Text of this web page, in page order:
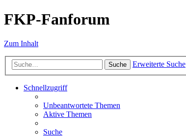
FKP-Fanforum
Zum Inhalt
Suche Erweiterte Suche
Schnellzugriff
Unbeantwortete Themen
Aktive Themen
Suche